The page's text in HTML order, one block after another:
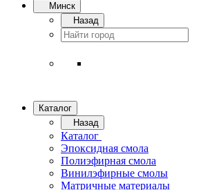
Минск
Назад
Каталог
Назад
Каталог
Эпоксидная смола
Полиэфирная смола
Винилэфирные смолы
Матричные материалы